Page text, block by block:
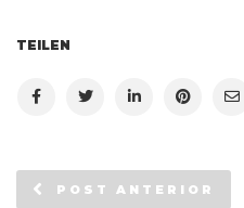
TEILEN
POST ANTERIOR